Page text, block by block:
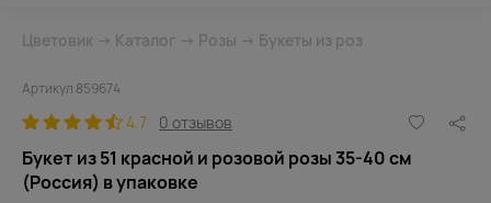
Цветовик → Каталог → Розы → Букеты из роз
Артикул 859674
4.7 0 отзывов
Букет из 51 красной и розовой розы 35-40 см
(Россия) в упаковке